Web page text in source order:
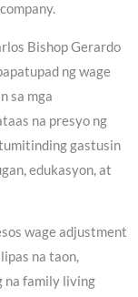
Bishop Gerardo
ng wage
sa mga
na presyo ng
gastusin
edukasyon, at
wage adjustment
na taon,
na family living